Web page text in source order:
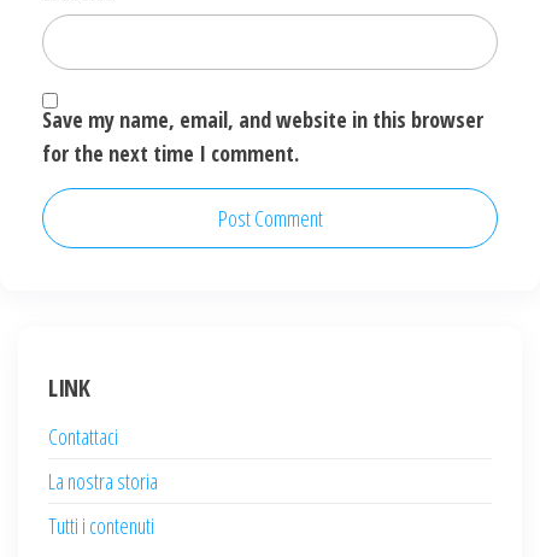
Save my name, email, and website in this browser
for the next time I comment.
LINK
Contattaci
La nostra storia
Tutti i contenuti